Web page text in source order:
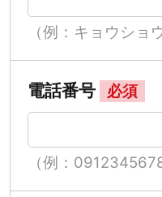
（例：キョウショ
電話番号 必須
（例：